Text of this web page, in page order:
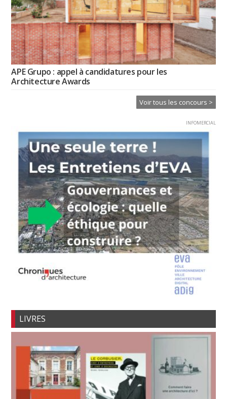
APE Grupo : appel à candidatures pour les
Architecture Awards
Voir tous les concours >
INFOMERCIAL
LIVRES